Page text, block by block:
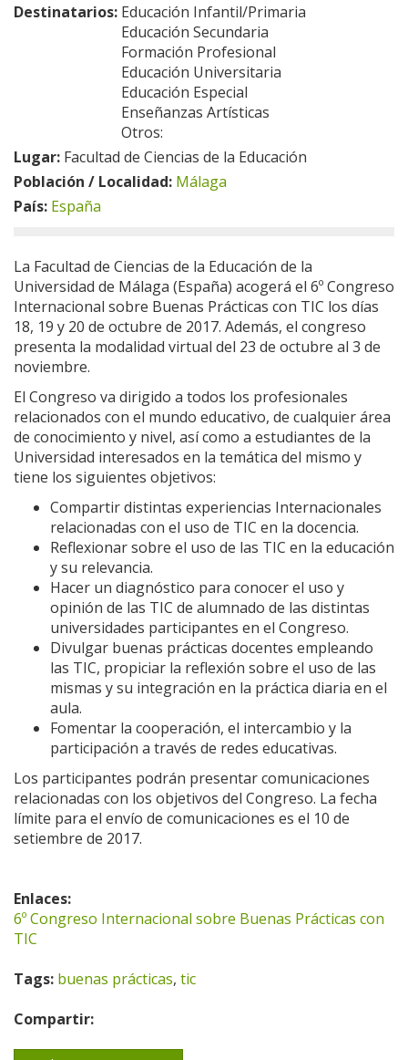
Destinatarios: Educación Infantil/Primaria
Educación Secundaria
Formación Profesional
Educación Universitaria
Educación Especial
Enseñanzas Artísticas
Otros:
Lugar: Facultad de Ciencias de la Educación
Población / Localidad: Málaga
País: España
La Facultad de Ciencias de la Educación de la
Universidad de Málaga (España) acogerá el 6º Congreso
Internacional sobre Buenas Prácticas con TIC los días
18, 19 y 20 de octubre de 2017. Además, el congreso
presenta la modalidad virtual del 23 de octubre al 3 de
noviembre.
El Congreso va dirigido a todos los profesionales
relacionados con el mundo educativo, de cualquier área
de conocimiento y nivel, así como a estudiantes de la
Universidad interesados en la temática del mismo y
tiene los siguientes objetivos:
Compartir distintas experiencias Internacionales
relacionadas con el uso de TIC en la docencia.
Reflexionar sobre el uso de las TIC en la educación
y su relevancia.
Hacer un diagnóstico para conocer el uso y
opinión de las TIC de alumnado de las distintas
universidades participantes en el Congreso.
Divulgar buenas prácticas docentes empleando
las TIC, propiciar la reflexión sobre el uso de las
mismas y su integración en la práctica diaria en el
aula.
Fomentar la cooperación, el intercambio y la
participación a través de redes educativas.
Los participantes podrán presentar comunicaciones
relacionadas con los objetivos del Congreso. La fecha
límite para el envío de comunicaciones es el 10 de
setiembre de 2017.
Enlaces:
6º Congreso Internacional sobre Buenas Prácticas con
TIC
Tags: buenas prácticas, tic
Compartir: